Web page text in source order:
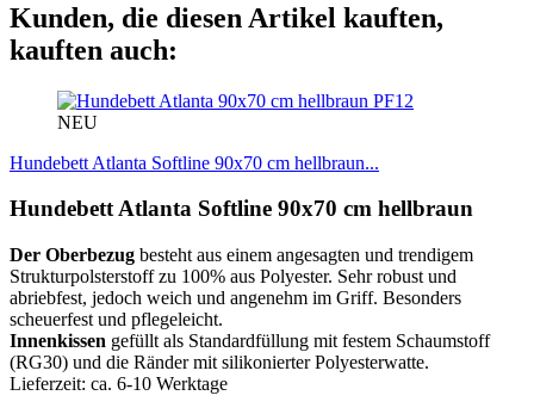
Kunden, die diesen Artikel kauften,
kauften auch:
PF12
NEU
Hundebett Atlanta Softline 90x70 cm hellbraun...
Hundebett Atlanta Softline 90x70 cm hellbraun
Der Oberbezug besteht aus einem angesagten und trendigem
Strukturpolsterstoff zu 100% aus Polyester. Sehr robust und
abriebfest, jedoch weich und angenehm im Griff. Besonders
scheuerfest und pflegeleicht.
Innenkissen gefüllt als Standardfüllung mit festem Schaumstoff
(RG30) und die Ränder mit silikonierter Polyesterwatte.
Lieferzeit: ca. 6-10 Werktage